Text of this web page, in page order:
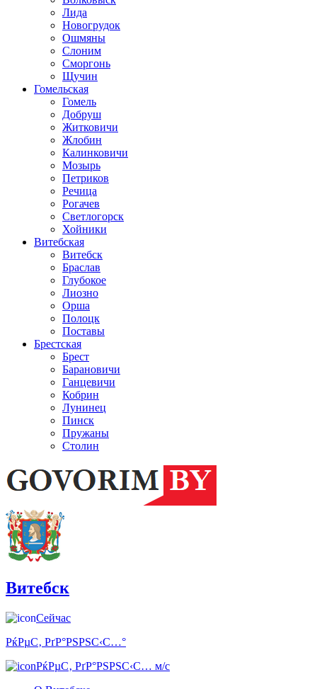
Лида
Новогрудок
Ошмяны
Слоним
Сморгонь
Щучин
Гомельская
Гомель
Добруш
Житковичи
Жлобин
Калинковичи
Мозырь
Петриков
Речица
Рогачев
Светлогорск
Хойники
Витебская
Витебск
Браслав
Глубокое
Лиозно
Орша
Полоцк
Поставы
Брестская
Брест
Барановичи
Ганцевичи
Кобрин
Лунинец
Пинск
Пружаны
Столин
Витебск
Сейчас
РќРµС‚ РґР°РЅРЅС‹С…°
РќРµС‚ РґР°РЅРЅС‹С… м/с